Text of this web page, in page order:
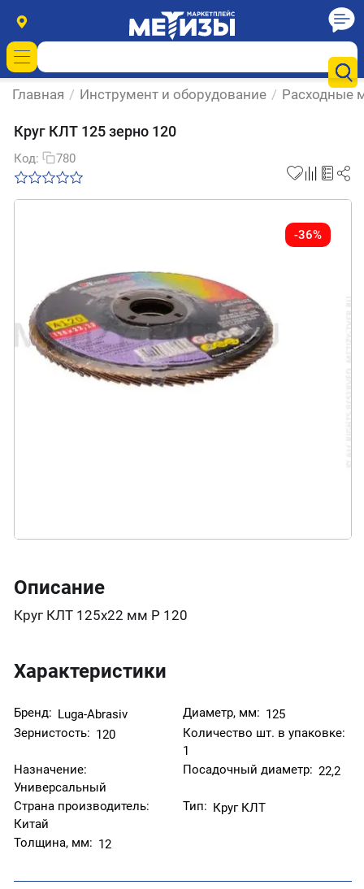
Главная / Инструмент и оборудование / Расходные
Круг КЛТ 125 зерно 120
Код: 780
-36%
Описание
Круг КЛТ 125х22 мм Р 120
Характеристики
Бренд: Luga-Abrasiv Диаметр, мм: 125
Зернистость: 120
Количество шт. в упаковке:
1
Назначение:
Универсальный
Посадочный диаметр: 22,2
Страна производитель:
Китай
Тип: Круг КЛТ
Толщина, мм: 12